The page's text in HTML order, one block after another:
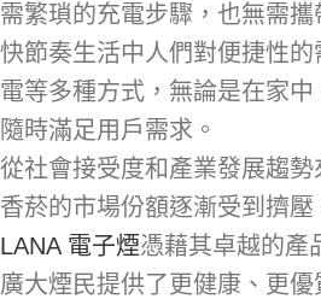
需繁瑣的充電步驟，也無需
快節奏生活中人們對便捷性
電等多種方式，無論是在家
隨時滿足用戶需求。
從社會接受度和產業發展趨
香菸的市場份額逐漸受到擠
LANA 電子煙憑藉其卓越的產
廣大煙民提供了更健康、更